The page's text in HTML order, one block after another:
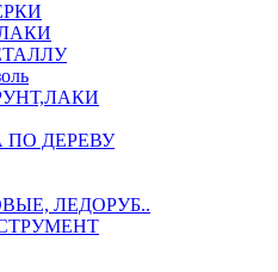
ДЕРЕВУ
ЛЕДОРУБ..